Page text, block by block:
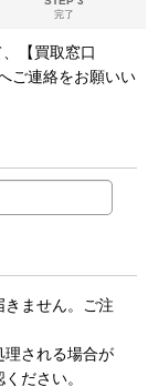
完了
【買取窓口
連絡をお願いい
きません。ご注
理される場合が
ださい。